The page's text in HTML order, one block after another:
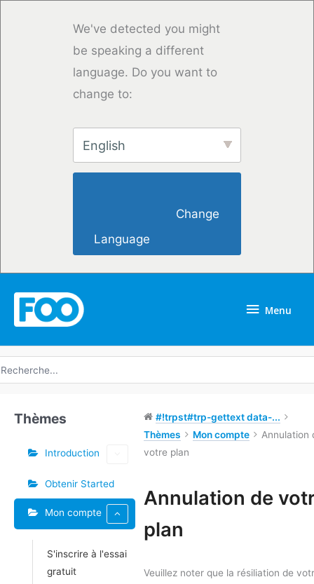
We've detected you might
be speaking a different
language. Do you want to
change to:
English
Language
Menu
Thèmes
Introduction
Obtenir Started
Mon compte
S'inscrire à l'essai
gratuit
#!trpst#trp-gettext data-...
Thèmes
Mon compte
Annulation
votre plan
Annulation de
plan
Veuillez noter que la résiliation de
Étiquettes
navigation